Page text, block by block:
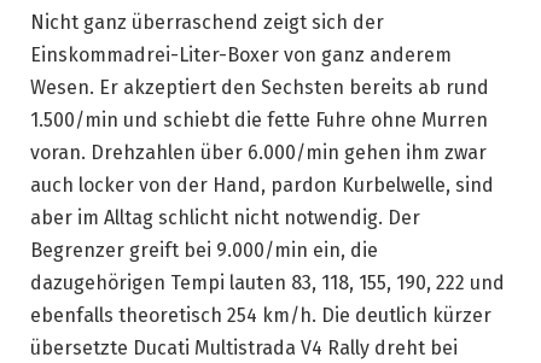
Nicht ganz überraschend zeigt sich der
Einskommadrei-Liter-Boxer von ganz anderem
Wesen. Er akzeptiert den Sechsten bereits ab rund
1.500/min und schiebt die fette Fuhre ohne Murren
voran. Drehzahlen über 6.000/min gehen ihm zwar
auch locker von der Hand, pardon Kurbelwelle, sind
aber im Alltag schlicht nicht notwendig. Der
Begrenzer greift bei 9.000/min ein, die
dazugehörigen Tempi lauten 83, 118, 155, 190, 222 und
ebenfalls theoretisch 254 km/h. Die deutlich kürzer
übersetzte Ducati Multistrada V4 Rally dreht bei